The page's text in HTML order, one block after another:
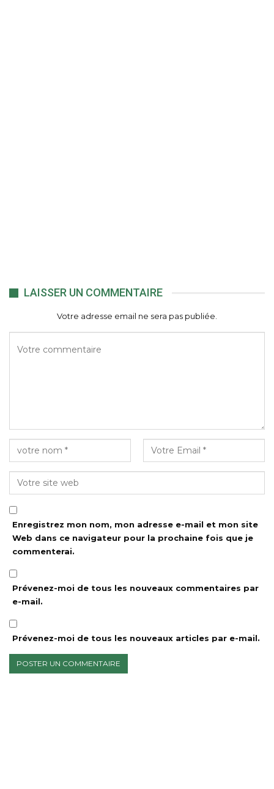
LAISSER UN COMMENTAIRE
Votre adresse email ne sera pas publiée.
Enregistrez mon nom, mon adresse e-mail et mon site
Web dans ce navigateur pour la prochaine fois que je
commenterai.
Prévenez-moi de tous les nouveaux commentaires par
e-mail.
Prévenez-moi de tous les nouveaux articles par e-mail.